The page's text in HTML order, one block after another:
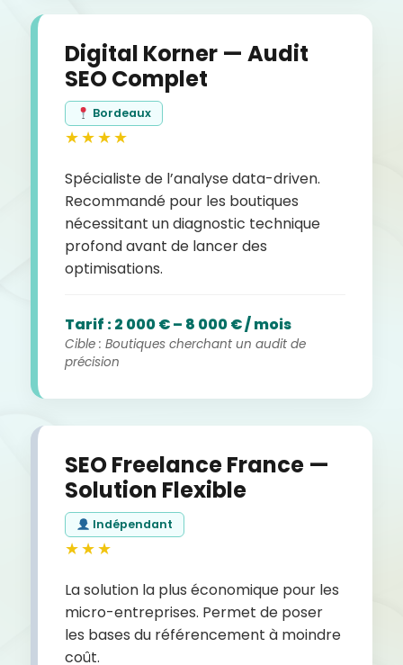
Digital Korner — Audit
SEO Complet
Bordeaux
★★★★
Spécialiste de l’analyse data-driven.
Recommandé pour les boutiques
nécessitant un diagnostic technique
profond avant de lancer des
optimisations.
Tarif : 2 000 € – 8 000 € / mois
Cible : Boutiques cherchant un audit de
précision
SEO Freelance France —
Solution Flexible
Indépendant
★★★
La solution la plus économique pour les
micro-entreprises. Permet de poser
les bases du référencement à moindre
coût.